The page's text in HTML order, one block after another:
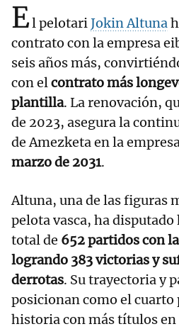
El pelotariJokin Altuna
contrato con la empresa
seis años más,
con elcontrato más
plantilla. La renovación,
de 2023, asegura la
de Amezketa en la
marzo de 2031.
Altuna, una de las figuras
pelota vasca, ha disputado
total de 652 partidos con
logrando 383 victorias y
derrotas. Su trayectoria y
posicionan como el cuarto
historia con más títulos en